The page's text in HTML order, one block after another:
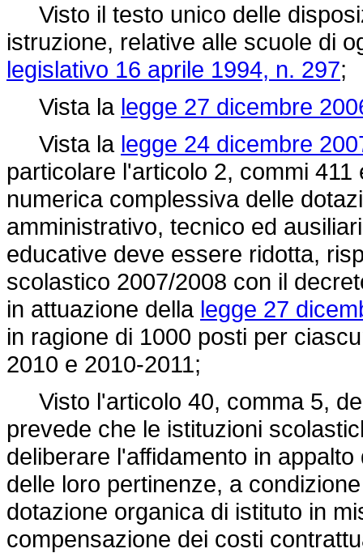
Visto il testo unico delle
istruzione, relative alle scuole di
legislativo 16 aprile 1994, n. 297;
Vista la legge 27 dicembre
Vista la legge 24 dicembre
particolare l'articolo 2, commi
numerica complessiva delle
amministrativo, tecnico ed
educative deve essere ridotta,
scolastico 2007/2008 con il
in attuazione della legge 27
in ragione di 1000 posti per
2010 e 2010-2011;
Visto l'articolo 40, comma 5,
prevede che le istituzioni
deliberare l'affidamento in
delle loro pertinenze, a
dotazione organica di istituto in
compensazione dei costi